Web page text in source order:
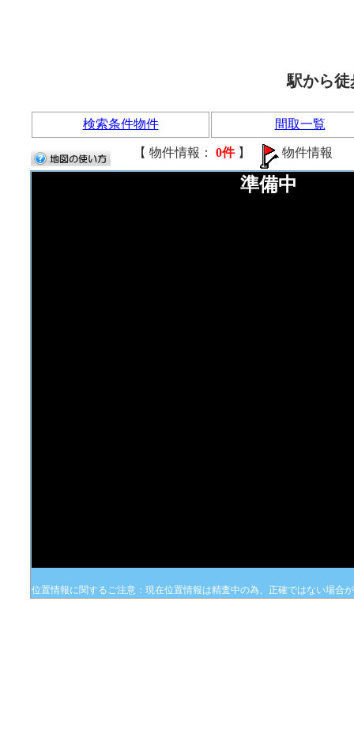
駅から徒
検索条件物件 間取一覧
【 物件情報： 0件】 物件情報
準備中
位置情報に関するご注意：現在位置情報は精査中の為、正確ではない場合